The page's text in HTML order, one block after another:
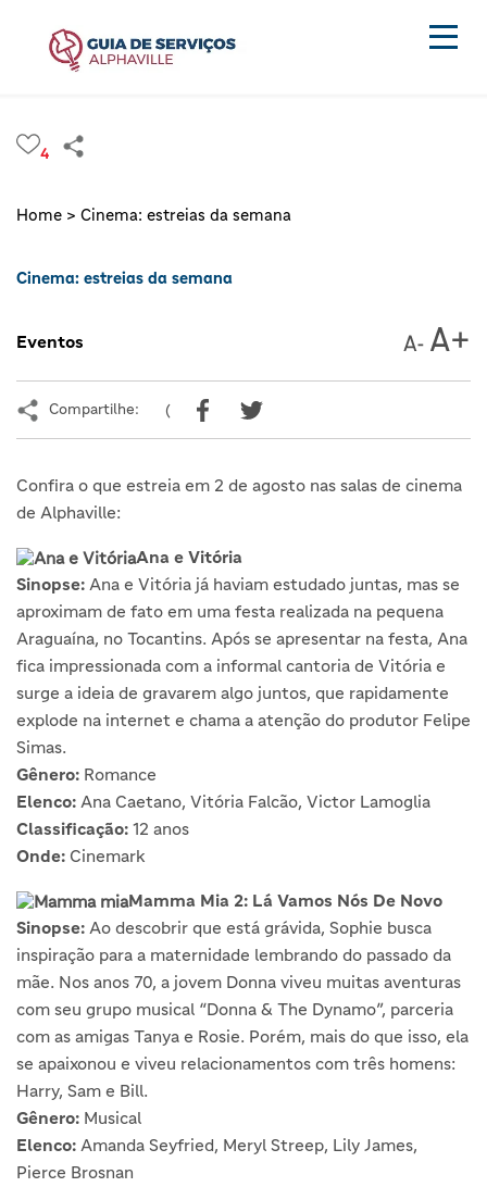
4
Home > Cinema: estreias da semana
Cinema: estreias da semana
Eventos
Compartilhe: (
Confira o que estreia em 2 de agosto nas salas de cinema
de Alphaville:
Ana e Vitória
Sinopse: Ana e Vitória já haviam estudado juntas, mas se
aproximam de fato em uma festa realizada na pequena
Araguaína, no Tocantins. Após se apresentar na festa, Ana
fica impressionada com a informal cantoria de Vitória e
surge a ideia de gravarem algo juntos, que rapidamente
explode na internet e chama a atenção do produtor Felipe
Simas.
Gênero: Romance
Elenco: Ana Caetano, Vitória Falcão, Victor Lamoglia
Classificação: 12 anos
Onde: Cinemark
Mamma Mia 2: Lá Vamos Nós De Novo
Sinopse: Ao descobrir que está grávida, Sophie busca
inspiração para a maternidade lembrando do passado da
mãe. Nos anos 70, a jovem Donna viveu muitas aventuras
com seu grupo musical “Donna & The Dynamo”, parceria
com as amigas Tanya e Rosie. Porém, mais do que isso, ela
se apaixonou e viveu relacionamentos com três homens:
Harry, Sam e Bill.
Gênero: Musical
Elenco: Amanda Seyfried, Meryl Streep, Lily James,
Pierce Brosnan